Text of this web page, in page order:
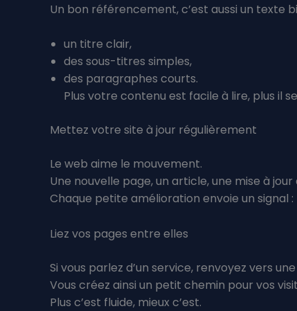
Un bon référencement, c’est aussi un texte
un titre clair,
des sous-titres simples,
des paragraphes courts.
Plus votre contenu est facile à lire, plus il
Mettez votre site à jour régulièrement
Le web aime le mouvement.
Une nouvelle page, un article, une mise à
Chaque petite amélioration envoie un signal :
Liez vos pages entre elles
Si vous parlez d’un service, renvoyez vers
Vous créez ainsi un petit chemin pour vos
Plus c’est fluide, mieux c’est.